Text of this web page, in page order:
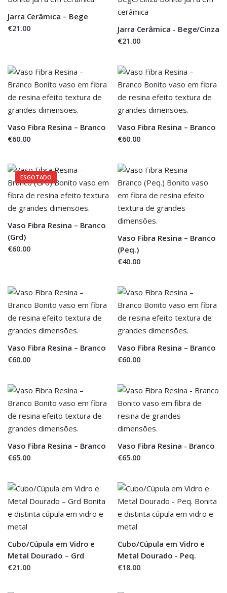
Jarra Cerâmica – Bege
€21.00
Jarra Cerâmica - Bege/Cinza
€21.00
Vaso Fibra Resina – Branco
€60.00
Vaso Fibra Resina – Branco
€60.00
ESGOTADO
Vaso Fibra Resina – Branco
(Grd)
€60.00
Vaso Fibra Resina – Branco
(Peq.)
€40.00
Vaso Fibra Resina – Branco
€60.00
Vaso Fibra Resina – Branco
€60.00
Vaso Fibra Resina – Branco
€65.00
Vaso Fibra Resina - Branco
€65.00
Cubo/Cúpula em Vidro e
Metal Dourado – Grd
€21.00
Cubo/Cúpula em Vidro e
Metal Dourado - Peq.
€18.00